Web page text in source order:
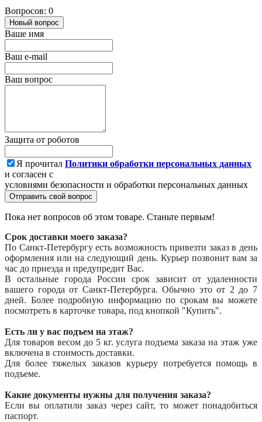
Вопросов: 0
Новый вопрос
Ваше имя
Ваш e-mail
Ваш вопрос
Защита от роботов
Я прочитал Политики обработки персональных данных
и согласен с
условиями безопасности и обработки персональных данных
Отправить свой вопрос
Пока нет вопросов об этом товаре. Станьте первым!
Срок доставки моего заказа?
По Санкт-Петербургу есть возможность привезти заказ в день
оформления или на следующий день. Курьер позвонит вам за
час до приезда и предупредит Вас.
В остальные города России срок зависит от удаленности
вашего города от Санкт-Петербурга. Обычно это от 2 до 7
дней. Более подробную информацию по срокам вы можете
посмотреть в карточке товара, под кнопкой "Купить".
Есть ли у вас подъем на этаж?
Для товаров весом до 5 кг. услуга подъема заказа на этаж уже
включена в стоимость доставки.
Для более тяжелых заказов курьеру потребуется помощь в
подъеме.
Какие документы нужны для получения заказа?
Если вы оплатили заказ через сайт, то может понадобиться
паспорт.